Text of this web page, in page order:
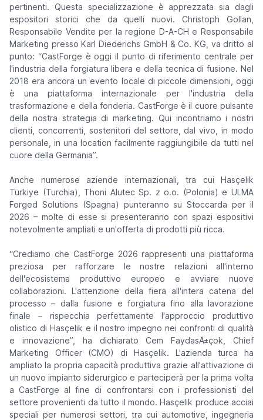
pertinenti. Questa specializzazione è apprezzata sia dagli
espositori storici che da quelli nuovi. Christoph Gollan,
Responsabile Vendite per la regione D-A-CH e Responsabile
Marketing presso Karl Diederichs GmbH & Co. KG, va dritto al
punto: “CastForge è oggi il punto di riferimento centrale per
l'industria della forgiatura libera e della tecnica di fusione. Nel
2018 era ancora un evento locale di piccole dimensioni, oggi
è una piattaforma internazionale per l'industria della
trasformazione e della fonderia. CastForge è il cuore pulsante
della nostra strategia di marketing. Qui incontriamo i nostri
clienti, concorrenti, sostenitori del settore, dal vivo, in modo
personale, in una location facilmente raggiungibile da tutti nel
cuore della Germania”.
Anche numerose aziende internazionali, tra cui Hasçelik
Türkiye (Turchia), Thoni Alutec Sp. z o.o. (Polonia) e ULMA
Forged Solutions (Spagna) punteranno su Stoccarda per il
2026 – molte di esse si presenteranno con spazi espositivi
notevolmente ampliati e un'offerta di prodotti più ricca.
“Crediamo che CastForge 2026 rappresenti una piattaforma
preziosa per rafforzare le nostre relazioni all'interno
dell'ecosistema produttivo europeo e avviare nuove
collaborazioni. L'attenzione della fiera all'intera catena del
processo – dalla fusione e forgiatura fino alla lavorazione
finale – rispecchia perfettamente l'approccio produttivo
olistico di Hasçelik e il nostro impegno nei confronti di qualità
e innovazione”,
ha dichiarato Cem FaydasÄ±çok, Chief
Marketing Officer (CMO) di Hasçelik. L'azienda turca ha
ampliato la propria capacità produttiva grazie all'attivazione di
un nuovo impianto siderurgico e parteciperà per la prima volta
a CastForge al fine di confrontarsi con i professionisti del
settore provenienti da tutto il mondo. Hasçelik produce acciai
speciali per numerosi settori, tra cui automotive, ingegneria